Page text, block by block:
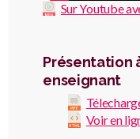
Sur Youtube
Présentation
enseignant
Voir en